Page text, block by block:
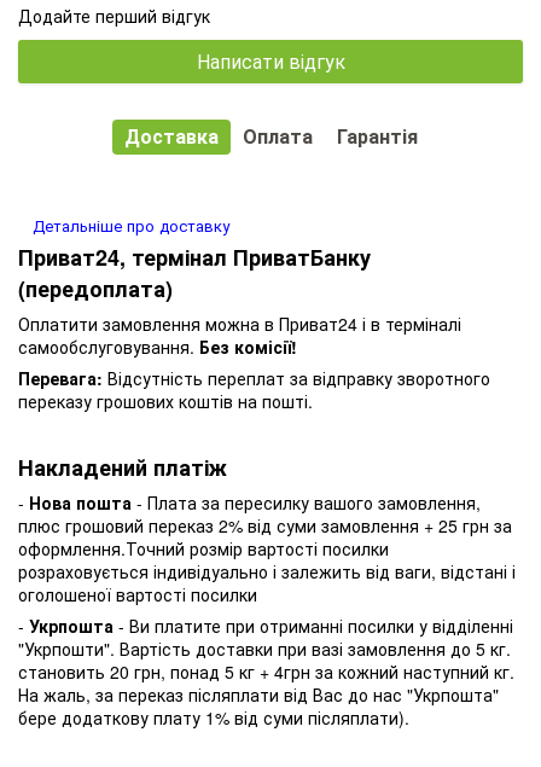
Додайте перший відгук
Написати відгук
Доставка Оплата Гарантія
Детальніше про доставку
Приват24, термінал ПриватБанку
(передоплата)
Оплатити замовлення можна в Приват24 і в терміналі
самообслуговування. Без комісії!
Перевага: Відсутність переплат за відправку зворотного
переказу грошових коштів на пошті.
Накладений платіж
- Нова пошта - Плата за пересилку вашого замовлення,
плюс грошовий переказ 2% від суми замовлення + 25 грн за
оформлення.Точний розмір вартості посилки
розраховується індивідуально і залежить від ваги, відстані і
оголошеної вартості посилки
- Укрпошта - Ви платите при отриманні посилки у відділенні
"Укрпошти". Вартість доставки при вазі замовлення до 5 кг.
становить 20 грн, понад 5 кг + 4грн за кожний наступний кг.
На жаль, за переказ післяплати від Вас до нас "Укрпошта"
бере додаткову плату 1% від суми післяплати).